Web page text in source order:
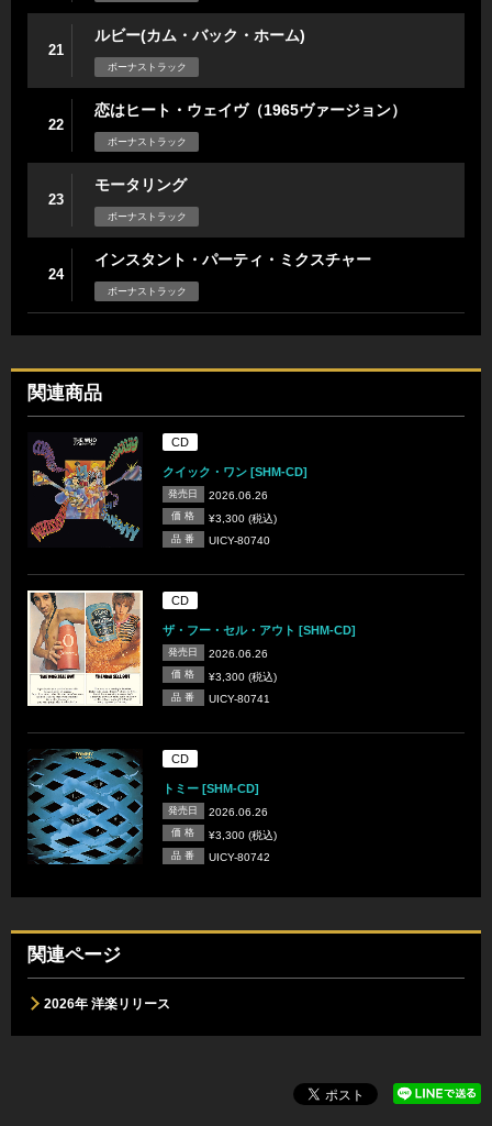
21
ルビー(カム・バック・ホーム)
ボーナストラック
22
恋はヒート・ウェイヴ（1965ヴァージョン）
ボーナストラック
23
モータリング
ボーナストラック
24
インスタント・パーティ・ミクスチャー
ボーナストラック
関連商品
CD
クイック・ワン [SHM-CD]
発売日 2026.06.26
価 格 ¥3,300 (税込)
品 番 UICY-80740
CD
ザ・フー・セル・アウト [SHM-CD]
発売日 2026.06.26
価 格 ¥3,300 (税込)
品 番 UICY-80741
CD
トミー [SHM-CD]
発売日 2026.06.26
価 格 ¥3,300 (税込)
品 番 UICY-80742
関連ページ
2026年 洋楽リリース